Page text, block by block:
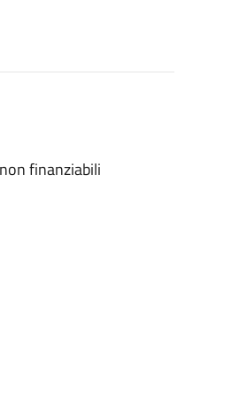
finanziabili